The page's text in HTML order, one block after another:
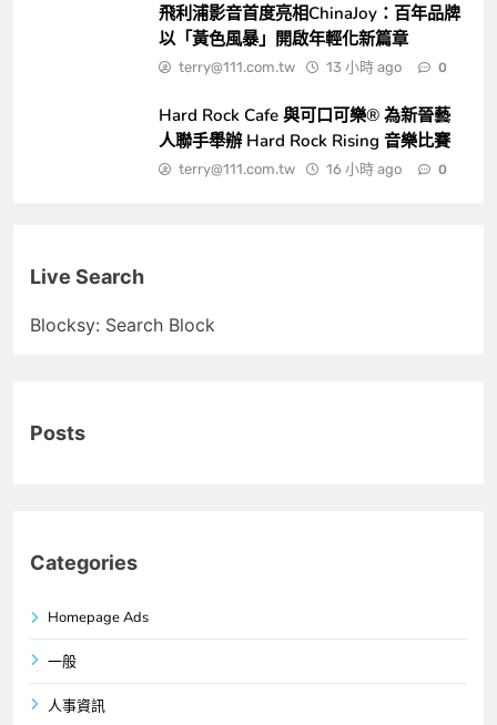
飛利浦影音首度亮相ChinaJoy：百年品牌
以「黃色風暴」開啟年輕化新篇章
terry@111.com.tw 13 小時 ago 0
Hard Rock Cafe 與可口可樂® 為新晉藝
人聯手舉辦 Hard Rock Rising 音樂比賽
terry@111.com.tw 16 小時 ago 0
Live Search
Blocksy: Search Block
Posts
Categories
Homepage Ads
一般
人事資訊